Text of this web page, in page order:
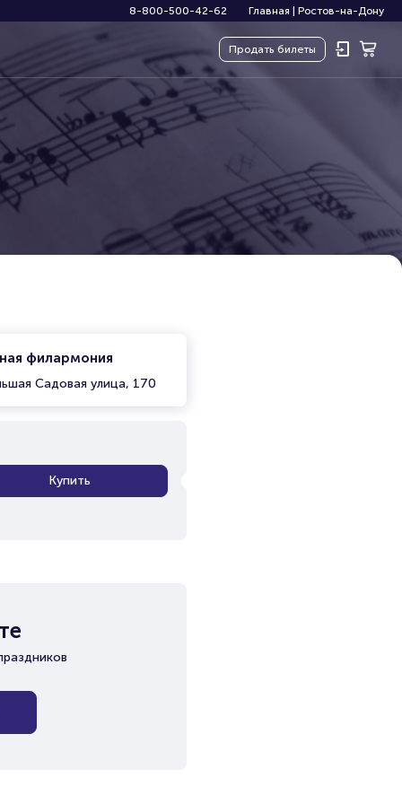
8-800-500-42-62 Главная Ростов-на-Дону
Продать билеты
филармония
Садовая улица, 170
Купить